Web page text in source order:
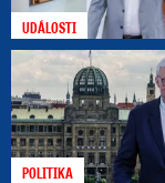
UDÁLOSTI
POLITIKA